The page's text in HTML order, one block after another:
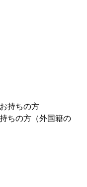
持ちの方
ちの方（外国籍の